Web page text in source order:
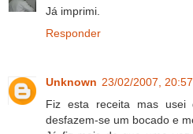
Já imprimi.
Responder
Unknown 23/02/2007,
Fiz esta receita mas usei
desfazem-se um bocado e